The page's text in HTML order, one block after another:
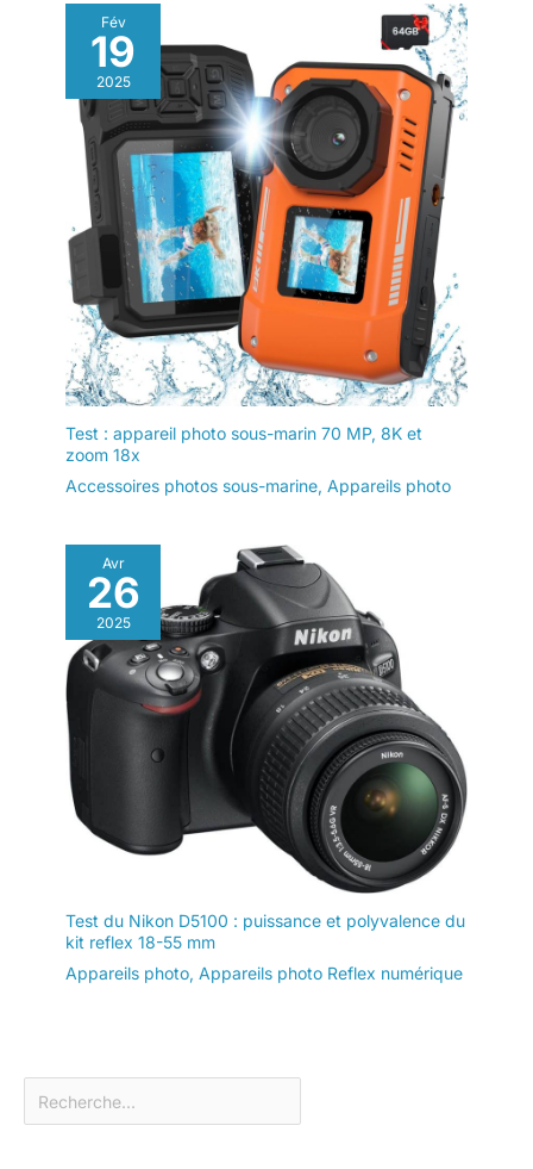
Fév
19
2025
Test : appareil photo sous-marin 70 MP, 8K et
zoom 18x
Accessoires photos sous-marine, Appareils photo
Avr
26
2025
Test du Nikon D5100 : puissance et polyvalence du
kit reflex 18-55 mm
Appareils photo, Appareils photo Reflex numérique